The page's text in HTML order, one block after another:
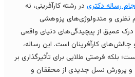
دکتریدر رشته کارآفرینی، نه
و متدولوژی‌های پزوهشی
از پیچیدگی‌های دنیای واقعی
کارآفرینان است. این رساله،
فرصتی طلایی برای تأثیرگذاری بر
نسل جدیدی از محققان و